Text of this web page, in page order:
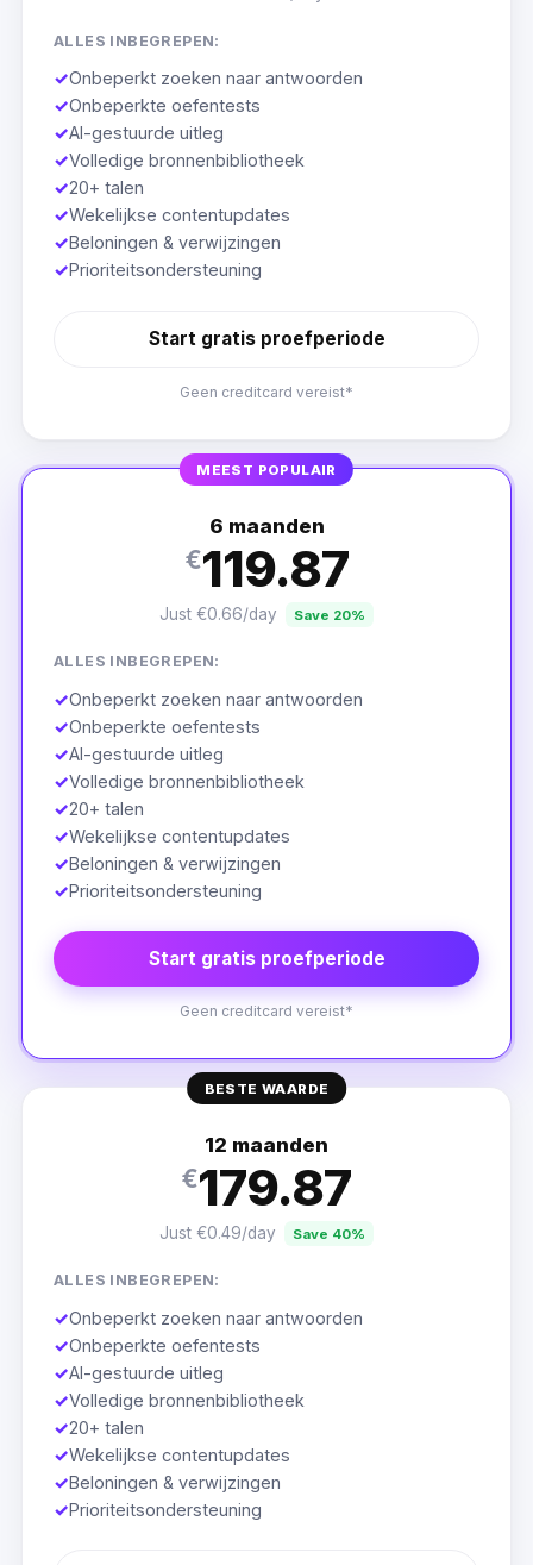
ALLES INBEGREPEN:
✓Onbeperkt zoeken naar antwoorden
✓Onbeperkte oefentests
✓AI-gestuurde uitleg
✓Volledige bronnenbibliotheek
✓20+ talen
✓Wekelijkse contentupdates
✓Beloningen & verwijzingen
✓Prioriteitsondersteuning
Start gratis proefperiode
Geen creditcard vereist*
MEEST POPULAIR
6 maanden
€119.87
Just €0.66/day Save 20%
ALLES INBEGREPEN:
✓Onbeperkt zoeken naar antwoorden
✓Onbeperkte oefentests
✓AI-gestuurde uitleg
✓Volledige bronnenbibliotheek
✓20+ talen
✓Wekelijkse contentupdates
✓Beloningen & verwijzingen
✓Prioriteitsondersteuning
Start gratis proefperiode
Geen creditcard vereist*
BESTE WAARDE
12 maanden
€179.87
Just €0.49/day Save 40%
ALLES INBEGREPEN:
✓Onbeperkt zoeken naar antwoorden
✓Onbeperkte oefentests
✓AI-gestuurde uitleg
✓Volledige bronnenbibliotheek
✓20+ talen
✓Wekelijkse contentupdates
✓Beloningen & verwijzingen
✓Prioriteitsondersteuning